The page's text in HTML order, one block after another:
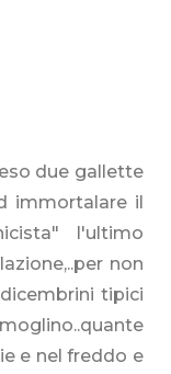
due gallette
immortalare il
l'ultimo
non
tipici
e nel freddo e